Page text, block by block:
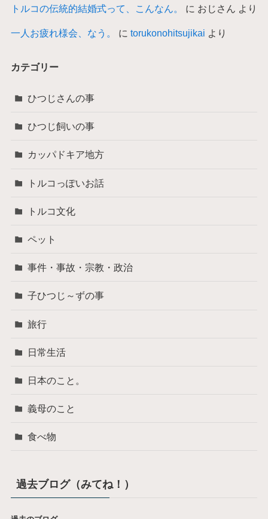
トルコの伝統的結婚式って、こんなん。 に おじさん より
一人お疲れ様会、なう。 に torukonohitsujikai より
カテゴリー
ひつじさんの事
ひつじ飼いの事
カッパドキア地方
トルコっぽいお話
トルコ文化
ペット
事件・事故・宗教・政治
子ひつじ～ずの事
旅行
日常生活
日本のこと。
義母のこと
食べ物
過去ブログ（みてね！）